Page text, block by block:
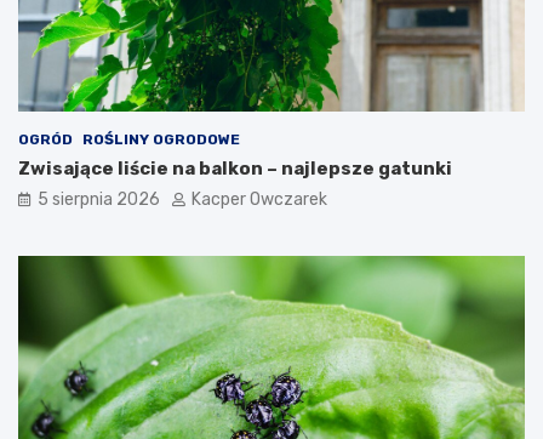
OGRÓD ROŚLINY OGRODOWE
Zwisające liście na balkon – najlepsze gatunki
5 sierpnia 2026 Kacper Owczarek